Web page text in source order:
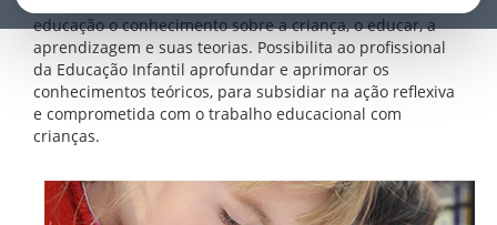
educação o conhecimento sobre a criança, o educar, a
aprendizagem e suas teorias. Possibilita ao profissional
da Educação Infantil aprofundar e aprimorar os
conhecimentos teóricos, para subsidiar na ação reflexiva
e comprometida com o trabalho educacional com
crianças.